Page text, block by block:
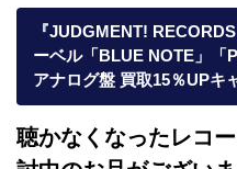
『JUDGMENT!
ーベル「BLUE NOTE」「
アナログ盤 買取15％UPキ
聴かなくなったレコ